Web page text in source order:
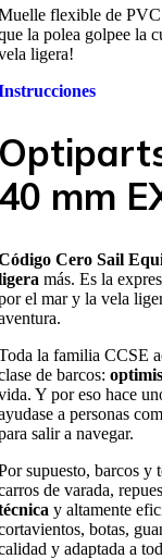
flexible de PVC
la polea golpee la
ligera!
mm
Cero Sail
más. Es la
el mar y la vela
la familia CCSE
de barcos:
Y por eso hace
a personas
salir a navegar.
supuesto, barcos y
de varada,
y altamente
botas,
y adaptada a